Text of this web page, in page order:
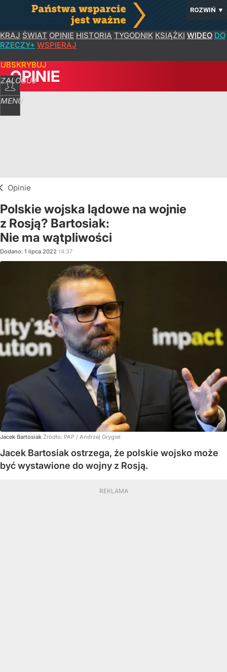
ROZWIŃ ▼
KRAJ ŚWIAT OPINIE HISTORIA TYGODNIK KSIĄŻKI WIDEO DO
RZECZY+ WSPIERAJ
ZALOGUJ
MENU
OPINIE
Opinie
Polskie wojska lądowe na wojnie
z Rosją? Bartosiak:
Nie ma wątpliwości
Dodano: 1 lipca 2022 14:37
Jacek Bartosiak Źródło: PAP / Andrzej Grygiel
Jacek Bartosiak ostrzega, że polskie wojsko może
być wystawione do wojny z Rosją.